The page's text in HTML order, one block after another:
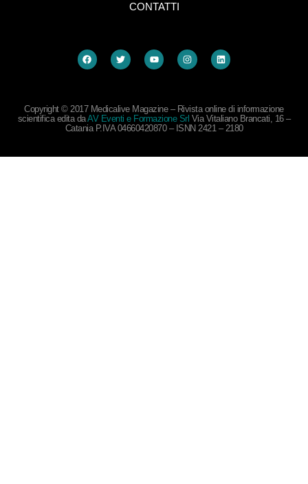
CONTATTI
Copyright © 2017 Medicalive Magazine – Rivista online di informazione
scientifica edita daAV Eventi e Formazione Srl Via Vitaliano Brancati, 16 –
Catania P.IVA 04660420870 – ISNN 2421 – 2180